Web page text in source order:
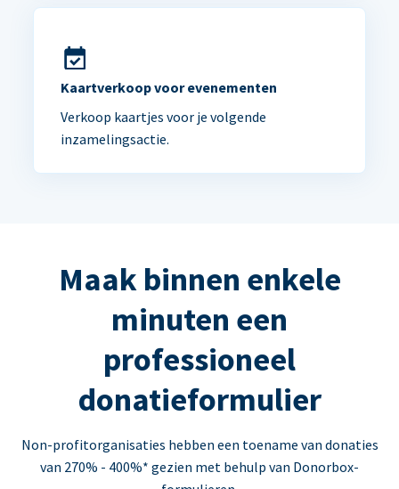
Kaartverkoop voor evenementen
Verkoop kaartjes voor je volgende
inzamelingsactie.
Maak binnen enkele
minuten een
professioneel
donatieformulier
Non-profitorganisaties hebben een toename van donaties
van 270% - 400%* gezien met behulp van Donorbox-